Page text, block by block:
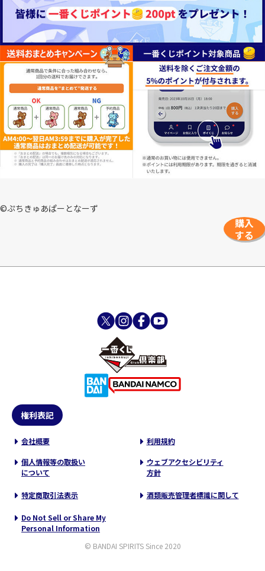
©ぷちきゅあぱーとなーず
購入
する
権利表記
会社概要 利用規約
個人情報等の取扱い
について
ウェブアクセシビリティ
方針
特定商取引法表示 酒類販売管理者標識に関して
Do Not Sell or Share My
Personal Information
© BANDAI SPIRITS Since 2020